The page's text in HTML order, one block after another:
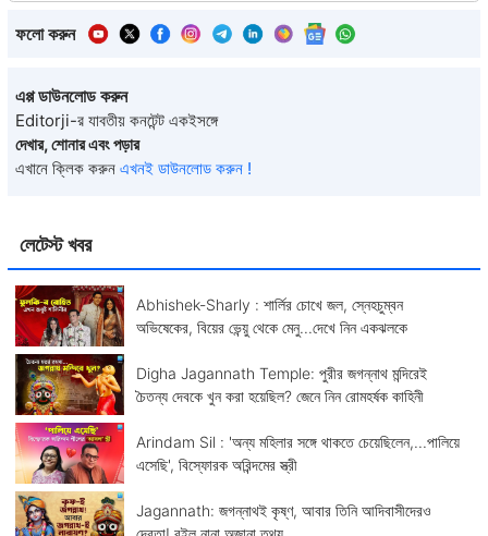
লেটেস্ট খবর
Abhishek-Sharly : শার্লির চোখে জল, স্নেহচুম্বন
অভিষেকের, বিয়ের ভেন্য়ু থেকে মেনু...দেখে নিন একঝলকে
Digha Jagannath Temple: পুরীর জগন্নাথ মন্দিরেই
চৈতন্য দেবকে খুন করা হয়েছিল? জেনে নিন রোমহর্ষক কাহিনী
Arindam Sil : 'অন্য মহিলার সঙ্গে থাকতে চেয়েছিলেন,...পালিয়ে
এসেছি', বিস্ফোরক অরিন্দমের স্ত্রী
Jagannath: জগন্নাথই কৃষ্ণ, আবার তিনি আদিবাসীদেরও
ফলো করুন
এপ্প ডাউনলোড করুন
Editorji-র যাবতীয় কনটেন্ট একইসঙ্গে
দেখার, শোনার এবং পড়ার
এখানে ক্লিক করুন এখনই ডাউনলোড করুন !